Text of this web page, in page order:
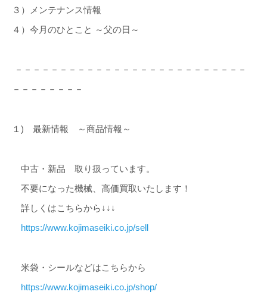
３）メンテナンス情報
４）今月のひとこと ～父の日～
－－－－－－－－－－－－－－－－－－－－－－－－－－
－－－－－－－－
１) 最新情報 ～商品情報～
中古・新品 取り扱っています。
不要になった機械、高価買取いたします！
詳しくはこちらから↓↓↓
https://www.kojimaseiki.co.jp/sell
米袋・シールなどはこちらから
https://www.kojimaseiki.co.jp/shop/